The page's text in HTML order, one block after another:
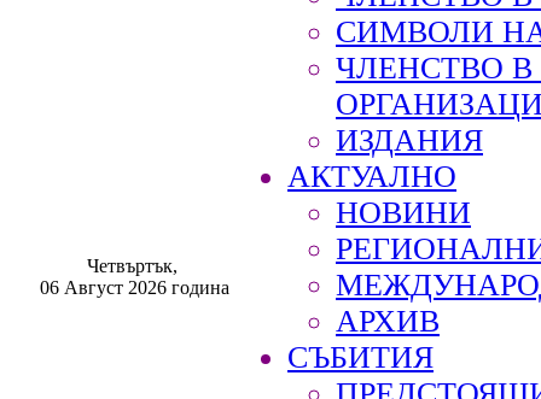
Четвъртък,
06 Август 2026 година
СИМВОЛИ
ЧЛЕНСТВО
ИЗДАНИЯ
АКТУАЛНО
НОВИНИ
АРХИВ
СЪБИТИЯ